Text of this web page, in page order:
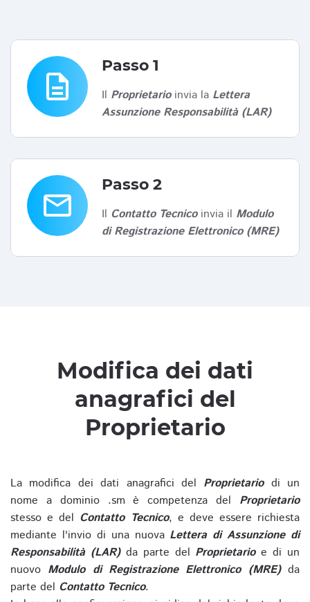
description
Passo 1
Il Proprietarioinvia la Lettera
Assunzione Responsabilità (LAR)
email
Passo 2
Il Contatto Tecnicoinvia il Modulo
di Registrazione Elettronico (MRE)
Modifica dei dati
anagrafici del
Proprietario
La modifica dei dati anagrafici del Proprietariodi un
nome a dominio .sm è competenza del Proprietario
stesso e del Contatto Tecnico, e deve essere richiesta
mediante l'invio di una nuova Lettera di Assunzione di
Responsabilità (LAR)da parte del Proprietarioe di un
nuovo Modulo di Registrazione Elettronico (MRE)da
parte del Contatto Tecnico.